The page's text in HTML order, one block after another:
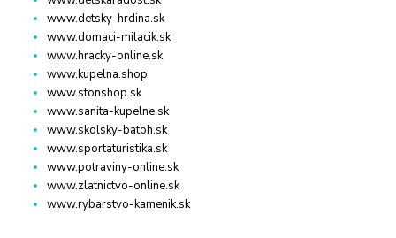
www.detsky-hrdina.sk
www.domaci-milacik.sk
www.hracky-online.sk
www.kupelna.shop
www.stonshop.sk
www.sanita-kupelne.sk
www.skolsky-batoh.sk
www.sportaturistika.sk
www.potraviny-online.sk
www.zlatnictvo-online.sk
www.rybarstvo-kamenik.sk